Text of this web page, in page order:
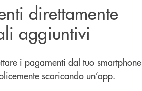
direttamente
aggiuntivi
i pagamenti dal tuo smartphone
scaricando un’app.